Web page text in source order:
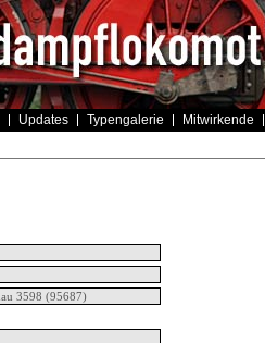
Updates Typengalerie Mitwirkende